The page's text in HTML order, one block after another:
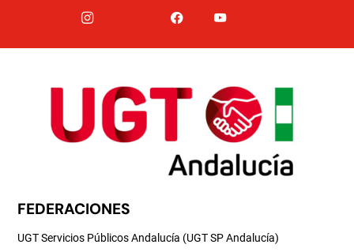
FEDERACIONES
UGT Servicios Públicos Andalucía (UGT SP Andalucía)